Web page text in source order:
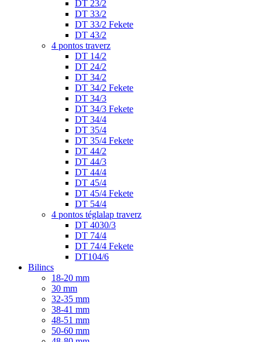
DT 23/2
DT 33/2
DT 33/2 Fekete
DT 43/2
4 pontos traverz
DT 14/2
DT 24/2
DT 34/2
DT 34/2 Fekete
DT 34/3
DT 34/3 Fekete
DT 34/4
DT 35/4
DT 35/4 Fekete
DT 44/2
DT 44/3
DT 44/4
DT 45/4
DT 45/4 Fekete
DT 54/4
4 pontos téglalap traverz
DT 4030/3
DT 74/4
DT 74/4 Fekete
DT104/6
Bilincs
18-20 mm
30 mm
32-35 mm
38-41 mm
48-51 mm
50-60 mm